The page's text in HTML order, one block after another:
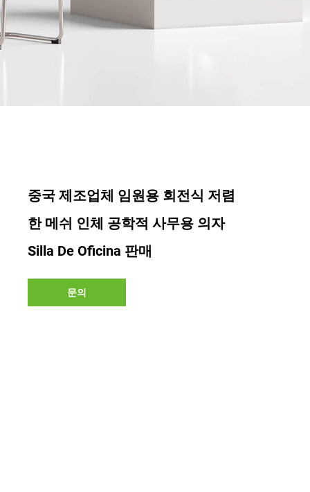
중국 제조업체 임원용 회전식 저렴
한 메쉬 인체 공학적 사무용 의자
Silla De Oficina 판매
문의